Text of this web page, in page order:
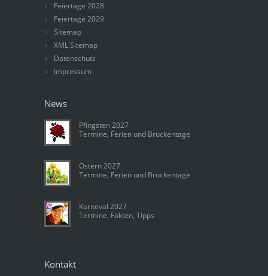
Feiertage 2028
Feiertage 2029
Sitemap
XML Sitemap
Datenschutz
Impressum
News
Pfingsten 2027
Termine, Ferien und Brückentage
Ostern 2027
Termine, Ferien und Brückentage
Karneval 2027
Termine, Fakten, Tipps
Kontakt